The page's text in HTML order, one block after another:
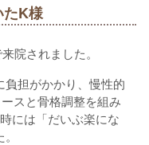
たK様
院されました。
担がかかり、慢性的
スと骨格調整を組み
には「だいぶ楽にな